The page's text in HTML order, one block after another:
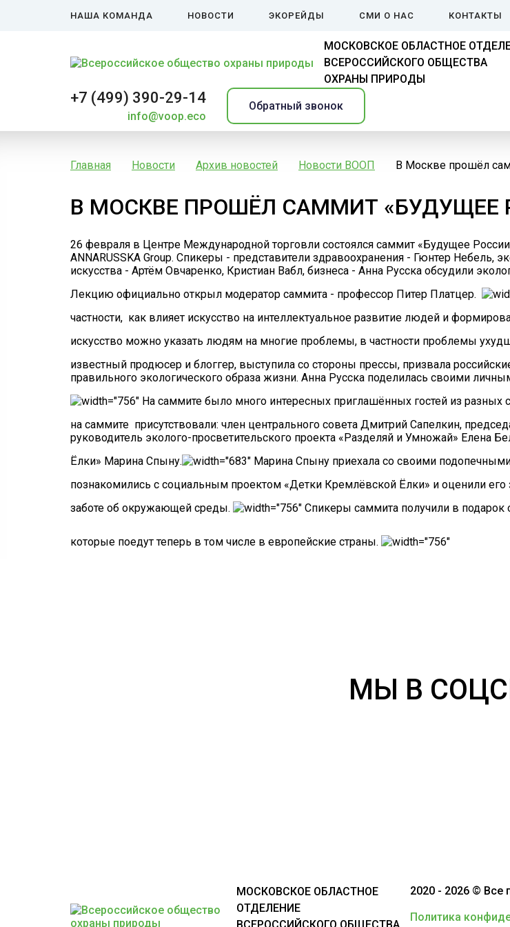
НАША КОМАНДА НОВОСТИ ЭКОРЕЙДЫ СМИ О НАС КОНТАКТЫ
МОСКОВСКОЕ ОБЛАСТНОЕ
ВСЕРОССИЙСКОГО ОБЩЕСТВА
ОХРАНЫ ПРИРОДЫ
+7 (499) 390-29-14
info@voop.eco
Обратный звонок
Главная Новости Архив новостей Новости ВООП В Москве прошёл
В МОСКВЕ ПРОШЁЛ САММИТ «БУДУЩЕЕ
26 февраля в Центре Международной торговли состоялся саммит «Будущее России
ANNARUSSKA Group. Спикеры - представители здравоохранения - Гюнтер Небель,
искусства - Артём Овчаренко, Кристиан Вабл, бизнеса - Анна Русска обсудили
Лекцию официально открыл модератор саммита - профессор Питер Платцер.
частности, как влияет искусство на интеллектуальное развитие людей и
искусство можно указать людям на многие проблемы, в частности проблемы
известный продюсер и блоггер, выступила со стороны прессы, призвала
правильного экологического образа жизни. Анна Русска поделилась своими
На саммите было много интересных приглашённых гостей из
на саммите присутствовали: член центрального совета Дмитрий Сапелкин,
руководитель эколого-просветительского проекта «Разделяй и Умножай» Елена
Ёлки» Марина Спыну.
Марина Спыну приехала со своими
познакомились с социальным проектом «Детки Кремлёвской Ёлки» и оценили
заботе об окружающей среды.
Спикеры саммита получили в
которые поедут теперь в том числе в европейские страны.
МЫ В
МОСКОВСКОЕ ОБЛАСТНОЕ
ОТДЕЛЕНИЕ
2020 - 2026 ©
Политика